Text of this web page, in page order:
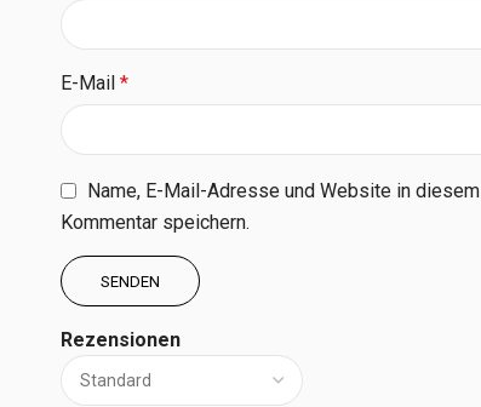
Rezensionen
E-Mail *
Name, E-Mail-Adresse und Website in
Kommentar speichern.